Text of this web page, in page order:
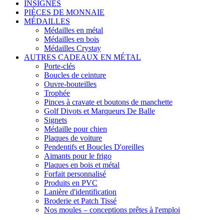
INSIGNES
PIÈCES DE MONNAIE
MÉDAILLES
Médailles en métal
Médailles en bois
Médailles Crystay
AUTRES CADEAUX EN MÉTAL
Porte-clés
Boucles de ceinture
Ouvre-bouteilles
Trophée
Pinces à cravate et boutons de manchette
Golf Divots et Marqueurs De Balle
Signets
Médaille pour chien
Plaques de voiture
Pendentifs et Boucles D'oreilles
Aimants pour le frigo
Plaques en bois et métal
Forfait personnalisé
Produits en PVC
Lanière d'identification
Broderie et Patch Tissé
Nos moules – conceptions prêtes à l'emploi